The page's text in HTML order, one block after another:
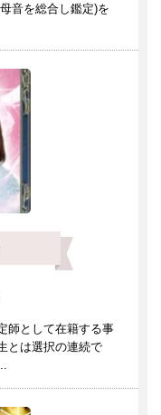
音を総合し鑑定)を
師として在籍する事
とは選択の連続で